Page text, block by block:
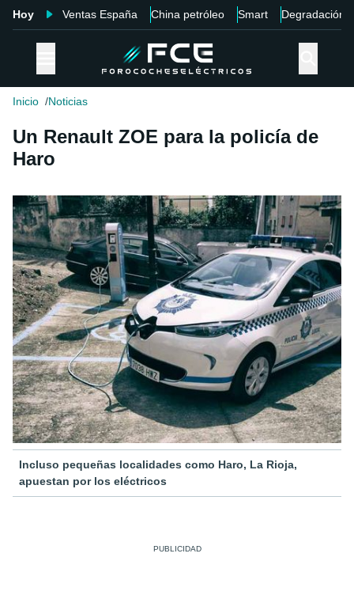
Hoy Ventas España China petróleo Smart Degradación
Inicio Noticias
Un Renault ZOE para la policía de
Haro
Incluso pequeñas localidades como Haro, La Rioja,
apuestan por los eléctricos